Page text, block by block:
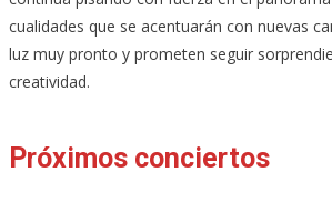
cualidades que se acentuarán con nuevas
luz muy pronto y prometen seguir
creatividad.
Próximos conciertos